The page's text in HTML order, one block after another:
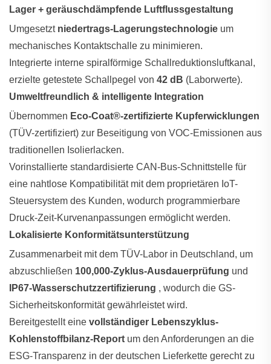
Lager + geräuschdämpfende Luftflussgestaltung
Umgesetzt niedertrags-Lagerungstechnologie um
mechanisches Kontaktschalle zu minimieren.
Integrierte interne spiralförmige Schallreduktionsluftkanal,
erzielte getestete Schallpegel von 42 dB (Laborwerte).
Umweltfreundlich & intelligente Integration
Übernommen Eco-Coat®-zertifizierte Kupferwicklungen
(TÜV-zertifiziert) zur Beseitigung von VOC-Emissionen aus
traditionellen Isolierlacken.
Vorinstallierte standardisierte CAN-Bus-Schnittstelle für
eine nahtlose Kompatibilität mit dem proprietären IoT-
Steuersystem des Kunden, wodurch programmierbare
Druck-Zeit-Kurvenanpassungen ermöglicht werden.
Lokalisierte Konformitätsunterstützung
Zusammenarbeit mit dem TÜV-Labor in Deutschland, um
abzuschließen 100,000-Zyklus-Ausdauerprüfung und
IP67-Wasserschutzzertifizierung , wodurch die GS-
Sicherheitskonformität gewährleistet wird.
Bereitgestellt eine vollständiger Lebenszyklus-
Kohlenstoffbilanz-Report um den Anforderungen an die
ESG-Transparenz in der deutschen Lieferkette gerecht zu